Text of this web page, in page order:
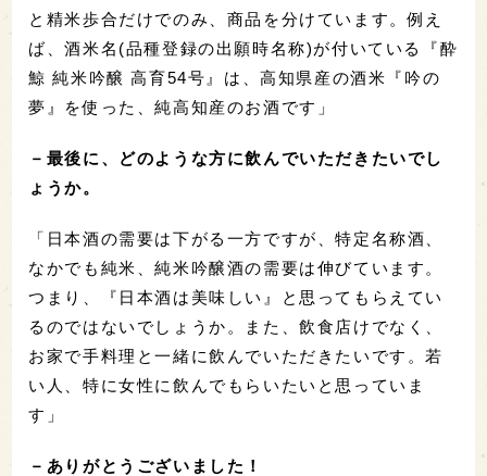
と精米歩合だけでのみ、商品を分けています。例え
ば、酒米名(品種登録の出願時名称)が付いている『酔
鯨 純米吟醸 高育54号』は、高知県産の酒米『吟の
夢』を使った、純高知産のお酒です」
－最後に、どのような方に飲んでいただきたいでし
ょうか。
「日本酒の需要は下がる一方ですが、特定名称酒、
なかでも純米、純米吟醸酒の需要は伸びています。
つまり、『日本酒は美味しい』と思ってもらえてい
るのではないでしょうか。また、飲食店けでなく、
お家で手料理と一緒に飲んでいただきたいです。若
い人、特に女性に飲んでもらいたいと思っていま
す」
－ありがとうございました！